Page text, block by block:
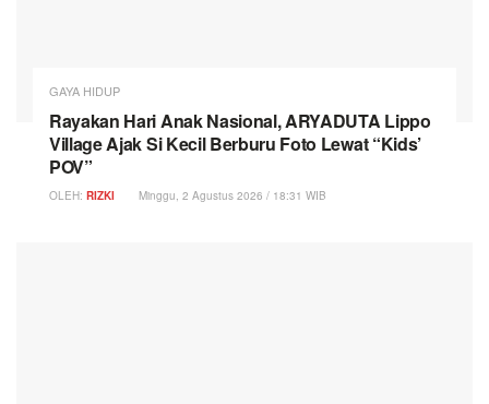
GAYA HIDUP
Rayakan Hari Anak Nasional, ARYADUTA Lippo
Village Ajak Si Kecil Berburu Foto Lewat “Kids’
POV”
OLEH: RIZKI Minggu, 2 Agustus 2026 / 18:31 WIB